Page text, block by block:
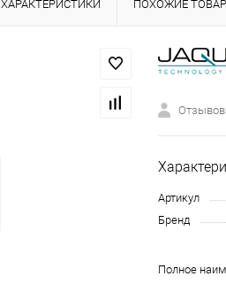
ХАРАКТЕРИСТИКИ ПОХОЖИЕ
Артикул
Бренд
Полное